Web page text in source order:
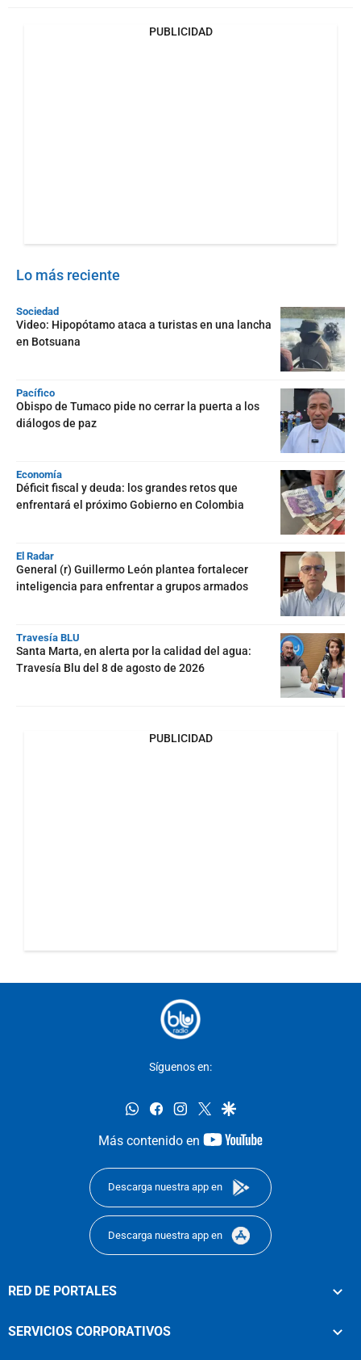
PUBLICIDAD
Lo más reciente
Sociedad
Video: Hipopótamo ataca a turistas en una lancha
en Botsuana
Pacífico
Obispo de Tumaco pide no cerrar la puerta a los
diálogos de paz
Economía
Déficit fiscal y deuda: los grandes retos que
enfrentará el próximo Gobierno en Colombia
El Radar
General (r) Guillermo León plantea fortalecer
inteligencia para enfrentar a grupos armados
Travesía BLU
Santa Marta, en alerta por la calidad del agua:
Travesía Blu del 8 de agosto de 2026
PUBLICIDAD
Síguenos en:
whatsappfacebookinstagram
twittergoogle
Más contenido en
youtube-
Descarga nuestra app en
Descarga nuestra app en
RED DE PORTALES
SERVICIOS CORPORATIVOS